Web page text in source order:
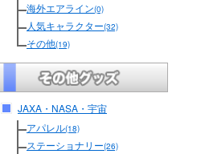
海外エアライン(0)
人気キャラクター(32)
その他(19)
JAXA・NASA・宇宙
アパレル(18)
ステーショナリー(26)